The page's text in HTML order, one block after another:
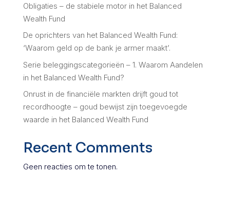
Obligaties – de stabiele motor in het Balanced
Wealth Fund
De oprichters van het Balanced Wealth Fund:
‘Waarom geld op de bank je armer maakt’.
Serie beleggingscategorieën – 1. Waarom Aandelen
in het Balanced Wealth Fund?
Onrust in de financiële markten drijft goud tot
recordhoogte – goud bewijst zijn toegevoegde
waarde in het Balanced Wealth Fund
Recent Comments
Geen reacties om te tonen.